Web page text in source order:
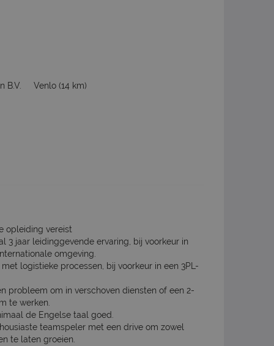
B.V. Venlo (14 km)
opleiding vereist
3 jaar leidinggevende ervaring, bij voorkeur in
omgeving.
logistieke processen, bij voorkeur in een 3PL-
probleem om in verschoven diensten of een 2-
te werken.
de Engelse taal goed.
teamspeler met een drive om zowel
te laten groeien.